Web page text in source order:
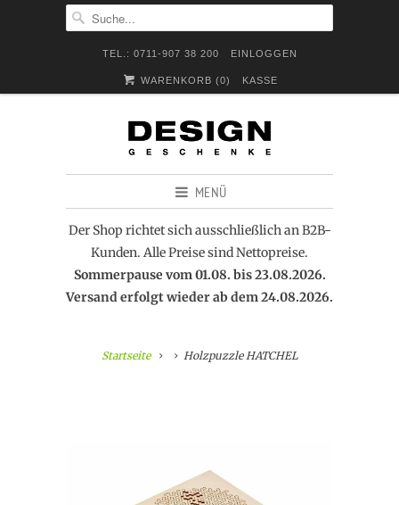
TEL.: 0711-907 38 200 EINLOGGEN
WARENKORB (0) KASSE
MENÜ
Der Shop richtet sich ausschließlich an B2B-
Kunden. Alle Preise sind Nettopreise.
Sommerpause vom 01.08. bis 23.08.2026.
Versand erfolgt wieder ab dem 24.08.2026.
Startseite Holzpuzzle HATCHEL